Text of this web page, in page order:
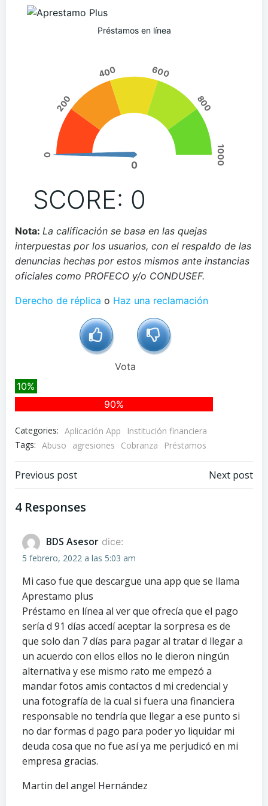
Préstamos en línea
0
200
400 600
800
1000
0
SCORE: 0
Nota: La calificación se basa en las quejas
interpuestas por los usuarios, con el respaldo de las
denuncias hechas por estos mismos ante instancias
oficiales como PROFECO y/o CONDUSEF.
Derecho de réplica o Haz una reclamación
Vota
10%
90%
Categories: Aplicación App
Institución financiera
Tags: Abuso agresiones Cobranza Préstamos
Navegación
de
entradas
Previous post
Navegación
Next post
4 Responses
BDS Asesor dice:
5 febrero, 2022 a las 5:03 am
Mi caso fue que descargue una app que se llama
Aprestamo plus
Préstamo en línea al ver que ofrecía que el pago
sería d 91 días accedí aceptar la sorpresa es de
que solo dan 7 días para pagar al tratar d llegar a
un acuerdo con ellos ellos no le dieron ningún
alternativa y ese mismo rato me empezó a
mandar fotos amis contactos d mi credencial y
una fotografía de la cual si fuera una financiera
responsable no tendría que llegar a ese punto si
no dar formas d pago para poder yo liquidar mi
deuda cosa que no fue así ya me perjudicó en mi
empresa gracias.
Martin del angel Hernández